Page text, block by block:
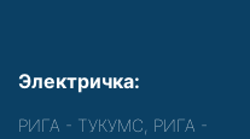
Электричка:
РИГА - ТУКУМС, РИГА -